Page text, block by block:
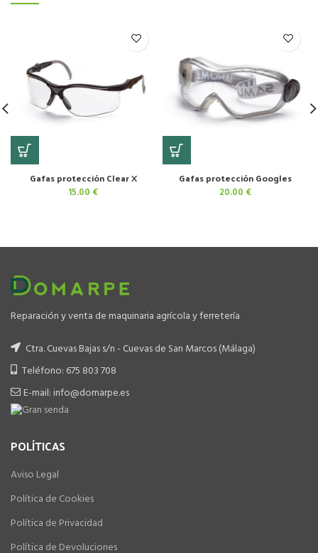
Gafas protección Clear X
15.00 €
Gafas protección Googles
20.00 €
Reparación y venta de maquinaria agrícola y ferretería
Ctra. Cuevas Bajas s/n - Cuevas de San Marcos (Málaga)
Teléfono: 675 803 708
E-mail: info@domarpe.es
POLÍTICAS
Aviso Legal
Política de Cookies
Política de Privacidad
Política de Devoluciones